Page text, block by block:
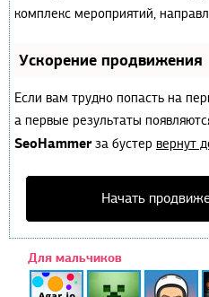
комплекс мероприятий,
Ускорение продвижения
Если вам трудно попасть на
а первые результаты
SeoHammerза бустер вернут
Начать
Для мальчиков